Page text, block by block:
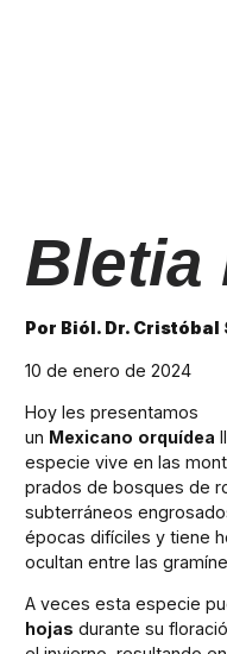
Bletia
Por Biól. Dr. Cristóbal
10 de enero de 2024
Hoy les presentamos
un Mexicano orquídea
especie vive en las
prados de bosques de
subterráneos
épocas difíciles y tiene
ocultan entre las
A veces esta especie
hojas durante su